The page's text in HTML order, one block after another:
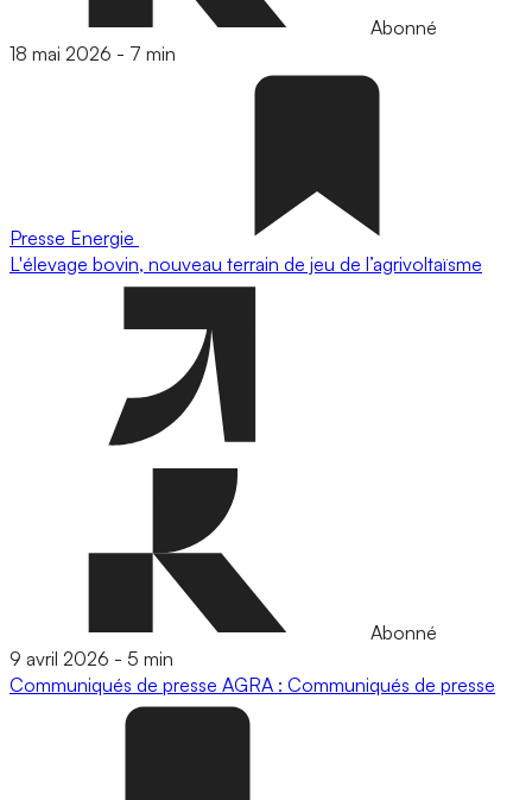
Abonné
18 mai 2026 - 7 min
Presse Energie
L'élevage bovin, nouveau terrain de jeu de l’agrivoltaïsme
Abonné
9 avril 2026 - 5 min
Communiqués de presse AGRA : Communiqués de presse